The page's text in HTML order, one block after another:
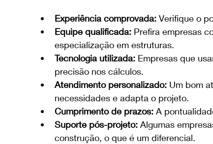
Experiência comprovada: Verifique o
Equipe qualificada: Prefira empresas
especialização em estruturas.
Tecnologia utilizada: Empresas que
precisão nos cálculos.
Atendimento personalizado: Um bom
necessidades e adapta o projeto.
Cumprimento de prazos: A
Suporte pós-projeto: Algumas
construção, o que é um diferencial.